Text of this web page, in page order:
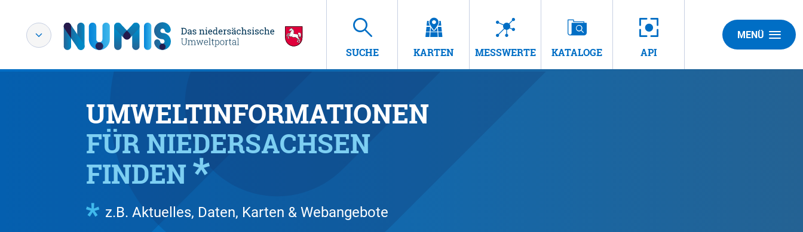
SUCHE KARTEN MESSWERTE KATALOGE API
MENÜ
UMWELTINFORMATIONEN
FÜR NIEDERSACHSEN
FINDEN
z.B. Aktuelles, Daten, Karten & Webangebote